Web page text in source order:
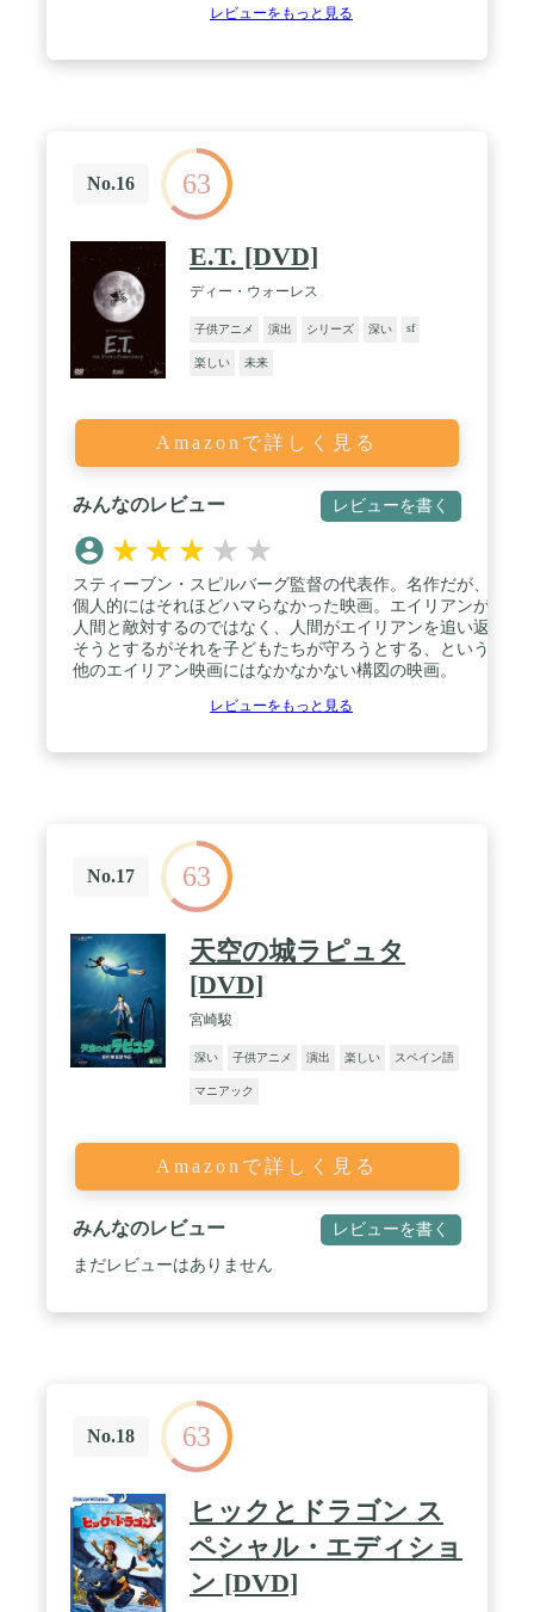
レビューをもっと見る
No.16 63
E.T. [DVD]
ディー・ウォーレス
子供アニメ 演出 シリーズ 深い sf
楽しい 未来
Amazonで詳しく見る
みんなのレビュー レビューを書く
★ ★ ★ ★ ★
スティーブン・スピルバーグ監督の代表作。名作だが、
個人的にはそれほどハマらなかった映画。エイリアンが
人間と敵対するのではなく、人間がエイリアンを追い返
そうとするがそれを子どもたちが守ろうとする、という
他のエイリアン映画にはなかなかない構図の映画。
レビューをもっと見る
No.17 63
天空の城ラピュタ
[DVD]
宮崎駿
深い 子供アニメ 演出 楽しい スペイン語
マニアック
Amazonで詳しく見る
みんなのレビュー レビューを書く
まだレビューはありません
No.18 63
ヒックとドラゴン ス
ペシャル・エディショ
ン [DVD]